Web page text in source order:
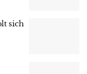
sich